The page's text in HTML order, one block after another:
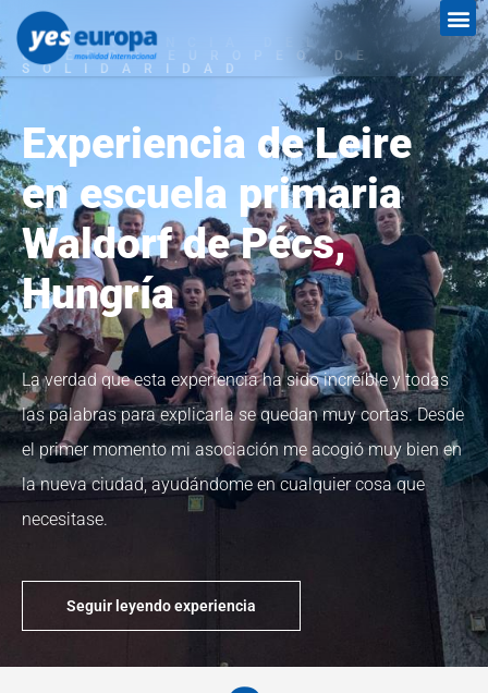
EXPERIENCIA DEL
CUERPO EUROPEO DE
SOLIDARIDAD
Experiencia de Leire
en escuela primaria
Waldorf de Pécs,
Hungría
La verdad que esta experiencia ha sido increíble y todas
las palabras para explicarla se quedan muy cortas. Desde
el primer momento mi asociación me acogió muy bien en
la nueva ciudad, ayudándome en cualquier cosa que
necesitase.
Seguir leyendo experiencia